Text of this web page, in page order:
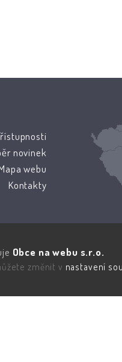
novinek
webu
Kontakty
Obce na webu s.r.o.
změnit v nastavení